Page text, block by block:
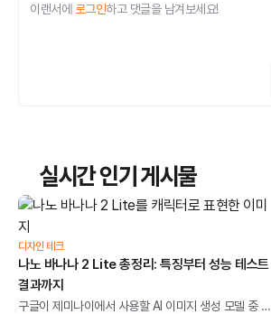
이랜서에 로그인하고 댓글을 남겨보세요!
실시간 인기 게시물
디자인 테크
나노 바나나 2 Lite 총정리: 특징부터 성능 테스트
결과까지
구글이 제미나이에서 사용할 AI 이미지 생성 모델 중 가